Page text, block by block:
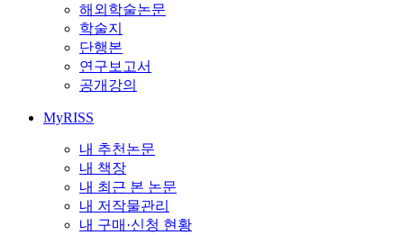
해외학술논문
학술지
단행본
연구보고서
공개강의
MyRISS
내 추천논문
내 책장
내 최근 본 논문
내 저작물관리
내 구매·신청 현황